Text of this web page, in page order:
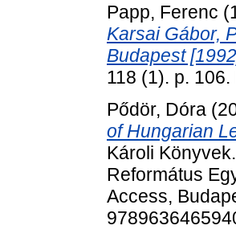
Papp, Ferenc
Karsai Gábor,
Budapest
118 (1). p.
Pődör, Dóra
of Hungarian
Károli
Református
Access,